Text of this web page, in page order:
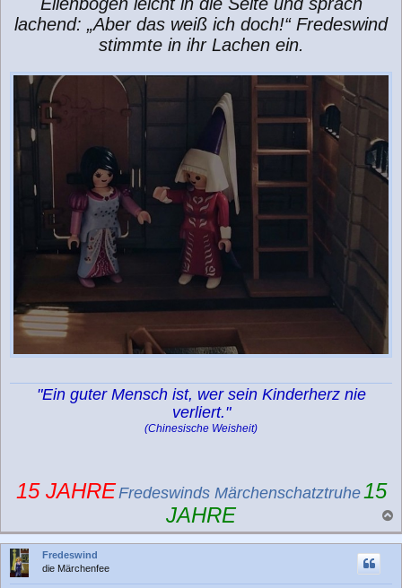
lachend: „Aber das weiß ich doch!“ Fredeswind
stimmte in ihr Lachen ein.
"Ein guter Mensch ist, wer sein Kinderherz nie
verliert."
(Chinesische Weisheit)
15 JAHREFredeswinds Märchenschatztruhe 15
JAHRE
a
c
Fredeswind
die Märchenfee